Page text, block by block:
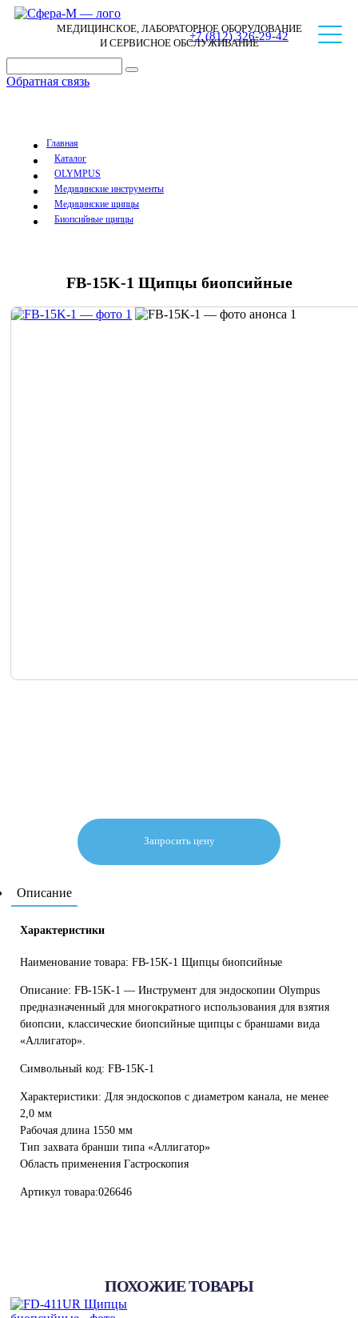
МЕДИЦИНСКОЕ, ЛАБОРАТОРНОЕ ОБОРУДОВАНИЕ
И СЕРВИСНОЕ ОБСЛУЖИВАНИЕ
+7 (812) 326-29-42
Обратная связь
Главная
Каталог
OLYMPUS
Медицинские инструменты
Медицинские щипцы
Биопсийные щипцы
FB-15K-1 Щипцы биопсийные
Запросить цену
Описание
Характеристики
Наименование товара: FB-15K-1 Щипцы биопсийные
Описание: FB-15K-1 — Инструмент для эндоскопии Olympus
предназначенный для многократного использования для взятия
биопсии, классические биопсийные щипцы с браншами вида
«Аллигатор».
Символьный код: FB-15K-1
Характеристики: Для эндоскопов с диаметром канала, не менее
2,0 мм
Рабочая длина 1550 мм
Тип захвата бранши типа «Аллигатор»
Область применения Гастроскопия
Артикул товара:026646
ПОХОЖИЕ ТОВАРЫ